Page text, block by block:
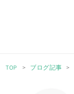
TOP ブログ記事